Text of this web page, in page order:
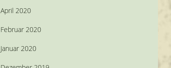
April 2020
Februar 2020
Januar 2020